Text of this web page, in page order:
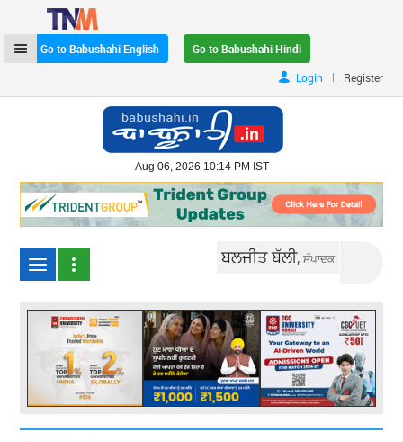
Go to Babushahi English
Go to Babushahi Hindi
Login
| Register
Aug 06, 2026 10:14 PM IST
ਬਲਜੀਤ ਬੱਲੀ,ਸੰਪਾਦਕ